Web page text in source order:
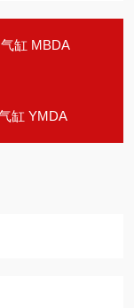
缸 MBDA
缸 YMDA